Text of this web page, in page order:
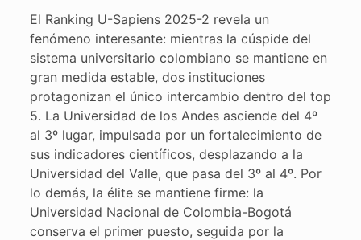
El Ranking U-Sapiens 2025-2 revela un
fenómeno interesante: mientras la cúspide del
sistema universitario colombiano se mantiene en
gran medida estable, dos instituciones
protagonizan el único intercambio dentro del top
5. La Universidad de los Andes asciende del 4º
al 3º lugar, impulsada por un fortalecimiento de
sus indicadores científicos, desplazando a la
Universidad del Valle, que pasa del 3º al 4º. Por
lo demás, la élite se mantiene firme: la
Universidad Nacional de Colombia-Bogotá
conserva el primer puesto, seguida por la